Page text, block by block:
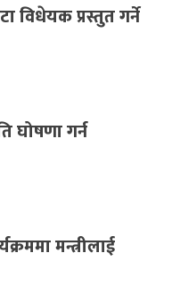
विधेयक प्रस्तुत गर्ने
घोषणा गर्न
मन्त्रीलाई